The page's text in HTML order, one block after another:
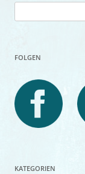
nach:
FOLGEN
KATEGORIEN